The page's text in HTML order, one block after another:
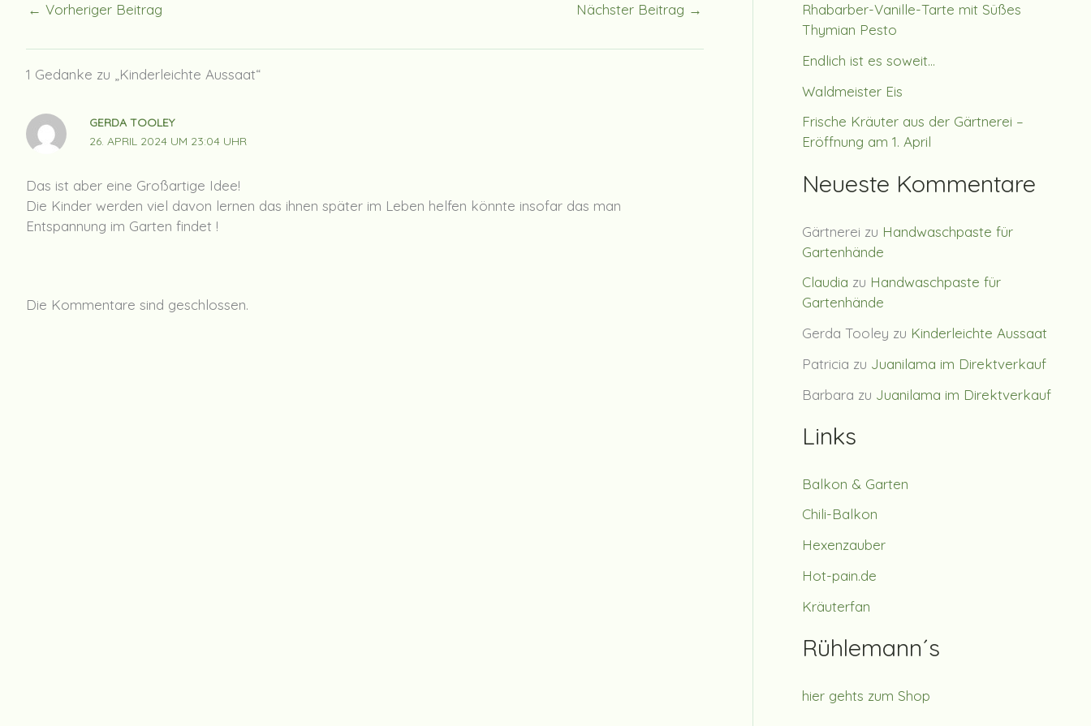
← Vorheriger Beitrag Nächster Beitrag →
1 Gedanke zu „Kinderleichte Aussaat“
GERDA TOOLEY
26. APRIL 2024 UM 23:04 UHR
Das ist aber eine Großartige Idee!
Die Kinder werden viel davon lernen das ihnen später im Leben helfen könnte insofar das man
Entspannung im Garten findet !
Die Kommentare sind geschlossen.
Rhabarber-Vanille-Tarte mit Süßes
Thymian Pesto
Endlich ist es soweit…
Waldmeister Eis
Frische Kräuter aus der Gärtnerei –
Eröffnung am 1. April
Neueste Kommentare
Gärtnerei zu Handwaschpaste für
Gartenhände
Claudia zu Handwaschpaste für
Gartenhände
Gerda Tooley zu Kinderleichte Aussaat
Patricia zu Juanilama im Direktverkauf
Barbara zu Juanilama im Direktverkauf
Links
Balkon & Garten
Chili-Balkon
Hexenzauber
Hot-pain.de
Kräuterfan
Rühlemann´s
hier gehts zum Shop